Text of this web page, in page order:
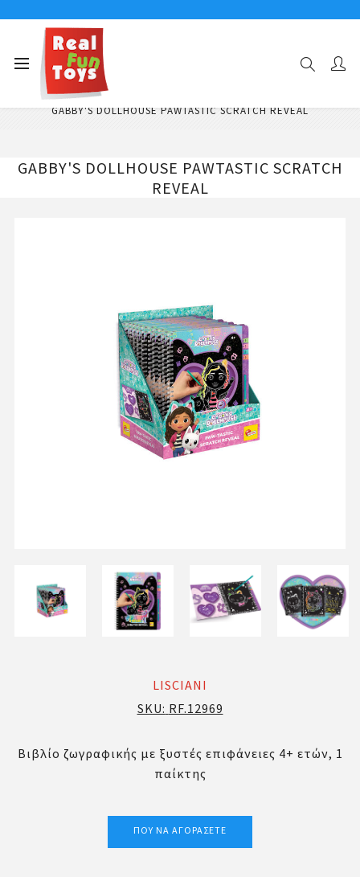
Αρχική σελίδα
Παιχνίδια Κατασκευών - Δημιουργίας
Παιδικά Βιβλία Δραστηριοτήτων
GABBY'S DOLLHOUSE PAWTASTIC SCRATCH REVEAL
GABBY'S DOLLHOUSE PAWTASTIC SCRATCH
REVEAL
LISCIANI
SKU: RF.12969
Βιβλίο ζωγραφικής με ξυστές επιφάνειες 4+ ετών, 1
παίκτης
ΠΟΎ ΝΑ ΑΓΟΡΆΣΕΤΕ